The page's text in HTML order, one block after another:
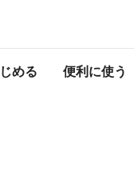
める 便利に使う